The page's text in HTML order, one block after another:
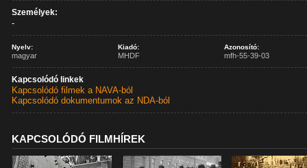
Személyek:
-
Nyelv:
magyar
Kiadó:
MHDF
Azonosító:
mfh-55-39-03
Kapcsolódó linkek
Kapcsolódó filmek a NAVA-ból
Kapcsolódó dokumentumok az NDA-ból
KAPCSOLÓDÓ FILMHÍREK